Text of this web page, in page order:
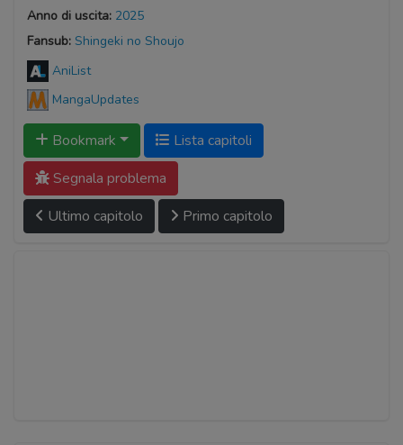
Anno di uscita: 2025
Fansub: Shingeki no Shoujo
AniList
MangaUpdates
Bookmark
Lista capitoli
Segnala problema
Ultimo capitolo
Primo capitolo